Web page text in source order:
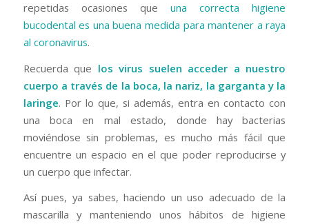
repetidas ocasiones queuna correcta higiene
bucodental es una buena medida para mantener a raya
al coronavirus.
Recuerda que los virus suelen acceder a nuestro
cuerpo a través de la boca, la nariz, la garganta y la
laringe. Por lo que, si además, entra en contacto con
una boca en mal estado, donde hay bacterias
moviéndose sin problemas, es mucho más fácil que
encuentre un espacio en el que poder reproducirse y
un cuerpo que infectar.
Así pues, ya sabes, haciendo un uso adecuado de la
mascarilla y manteniendo unos hábitos de higiene